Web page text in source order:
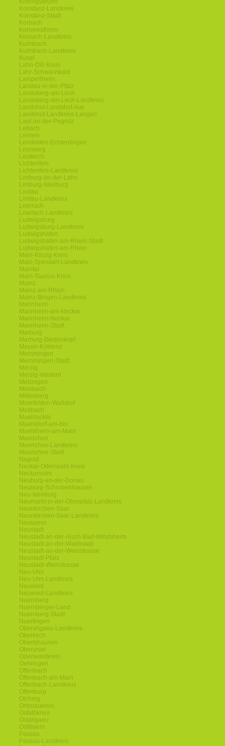
Koenigsbrunn
Konstanz-Landkreis
Konstanz-Stadt
Korbach
Kornwestheim
Kronach-Landkreis
Kulmbach
Kulmbach-Landkreis
Kusel
Lahn-Dill-Kreis
Lahr-Schwarzwald
Lampertheim
Landau-in-der-Pfalz
Landsberg-am-Lech
Landsberg-am-Lech-Landkreis
Landshut-Landshut-Isar
Landshut-Landkreis-Langen
Lauf-an-der-Pegnitz
Lebach
Leimen
Leinfelden-Echterdingen
Leonberg
Leutkirch
Lichtenfels
Lichtenfels-Landkreis
Limburg-an-der-Lahn
Limburg-Weilburg
Lindau
Lindau-Landkreis
Loerrach
Loerrach-Landkreis
Ludwigsburg
Ludwigsburg-Landkreis
Ludwigshafen
Ludwigshafen-am-Rhein-Stadt
Ludwigshafen-am-Rhein
Main-Kinzig-Kreis
Main-Spessart-Landkreis
Maintal
Main-Taunus-Kreis
Mainz
Mainz-am-Rhein
Mainz-Bingen-Landkreis
Mannheim
Mannheim-am-Neckar
Mannheim-Neckar
Mannheim-Stadt
Marburg
Marburg-Biedenkopf
Mayen-Koblenz
Memmingen
Memmingen-Stadt
Merzig
Merzig-Wadern
Metzingen
Miesbach
Miltenberg
Moerfelden-Walldorf
Mosbach
Muehlacker
Muehldorf-am-Inn
Muehlheim-am-Main
Muenchen
Muenchen-Landkreis
Muenchen-Stadt
Nagold
Neckar-Odenwald-Kreis
Neckarsulm
Neuburg-an-der-Donau
Neuburg-Schrobenhausen
Neu-Isenburg
Neumarkt-in-der-Oberpfalz-Landkreis
Neunkirchen-Saar
Neunkirchen-Saar-Landkreis
Neusaess
Neustadt
Neustadt-an-der-Aisch-Bad-Windsheim
Neustadt-an-der-Waldnaab
Neustadt-an-der-Weinstrasse
Neustadt-Pfalz
Neustadt-Weinstrasse
Neu-Ulm
Neu-Ulm-Landkreis
Neuwied
Neuwied-Landkreis
Nuernberg
Nuernberger-Land
Nuernberg-Stadt
Nuertingen
Oberallgaeu-Landkreis
Oberkirch
Obertshausen
Oberursel
Odenwaldkreis
Oehringen
Offenbach
Offenbach-am-Main
Offenbach-Landkreis
Offenburg
Olching
Ortenaukreis
Ostalbkreis
Ostallgaeu
Ostfildern
Passau
Passau-Landkreis